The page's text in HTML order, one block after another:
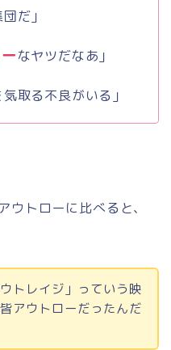
だ」
なヤツだなあ」
気取る不良がいる」
ウトローに比べると、
トレイジ」っていう映
アウトローだったんだ